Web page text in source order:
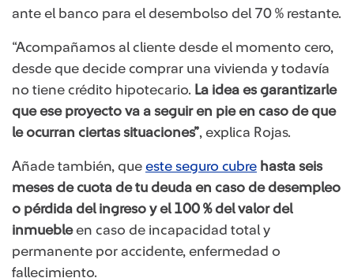
ante el banco para el desembolso del 70 % restante.
“Acompañamos al cliente desde el momento cero,
desde que decide comprar una vivienda y todavía
no tiene crédito hipotecario. La idea es garantizarle
que ese proyecto va a seguir en pie en caso de que
le ocurran ciertas situaciones”, explica Rojas.
​Añade también, que este seguro cubre​ hasta seis
meses de cuota de tu deuda en caso de desempleo
o pérdida del ingreso y el 100 % del valor del
inmuebleen caso de incapacidad total y
permanente por accidente, enfermedad o
fallecimiento.